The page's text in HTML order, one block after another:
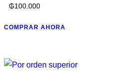
₲100.000
COMPRAR AHORA